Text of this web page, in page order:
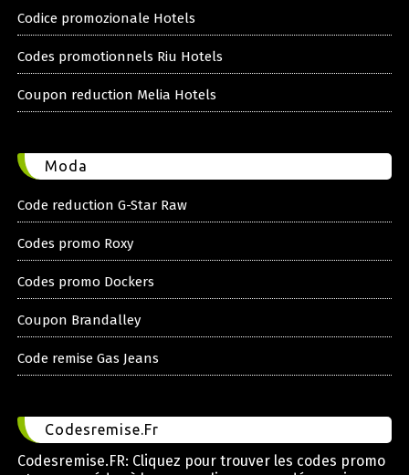
Codice promozionale Hotels
Codes promotionnels Riu Hotels
Coupon reduction Melia Hotels
Moda
Code reduction G-Star Raw
Codes promo Roxy
Codes promo Dockers
Coupon Brandalley
Code remise Gas Jeans
Codesremise.Fr
Codesremise.FR: Cliquez pour trouver les codes promo